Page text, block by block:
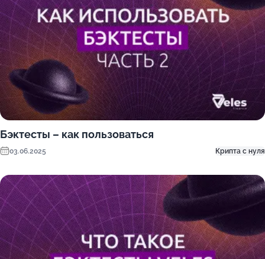
Бэктесты – как пользоваться
03.06.2025 Крипта с нуля